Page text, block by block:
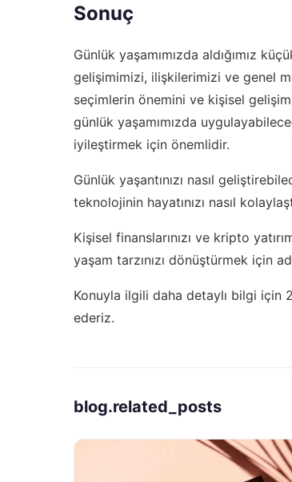
Sonuç
Günlük yaşamımızda aldığımız
gelişimimizi, ilişkilerimizi ve genel
seçimlerin önemini ve kişisel
günlük yaşamımızda
iyileştirmek için önemlidir.
Günlük yaşantınızı nasıl
teknolojinin hayatınızı nasıl
Kişisel finanslarınızı ve kripto
yaşam tarzınızı dönüştürmek için
Konuyla ilgili daha detaylı bilgi için
ederiz.
blog.related_posts